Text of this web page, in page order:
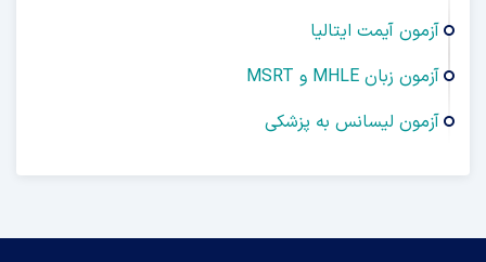
آزمون آیمت ایتالیا
آزمون زبان MHLE و MSRT
آزمون لیسانس به پزشکی